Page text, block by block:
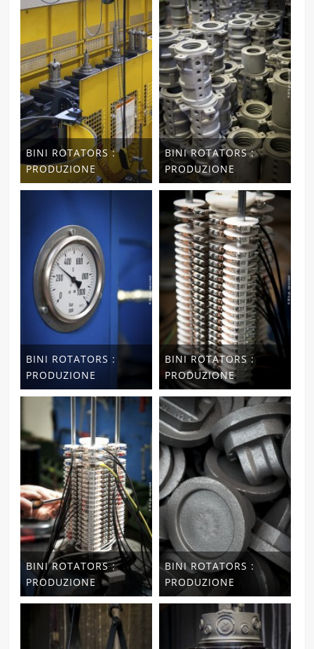
BINI ROTATORS :
PRODUZIONE
BINI ROTATORS :
PRODUZIONE
BINI ROTATORS :
PRODUZIONE
BINI ROTATORS :
PRODUZIONE
BINI ROTATORS :
PRODUZIONE
BINI ROTATORS :
PRODUZIONE